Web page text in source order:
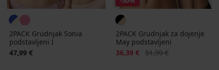
2PACK Grudnjak Sonia
podstavljeni I
47,99 €
2PACK Grudnjak za dojenje
May podstavljeni
Popust
36,39 € Prvobitna cijena
51,99 €